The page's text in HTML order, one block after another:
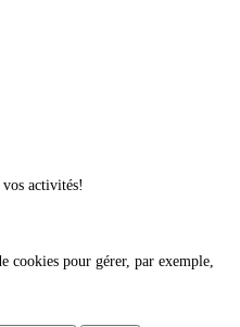
activités!
cookies pour gérer, par exemple,